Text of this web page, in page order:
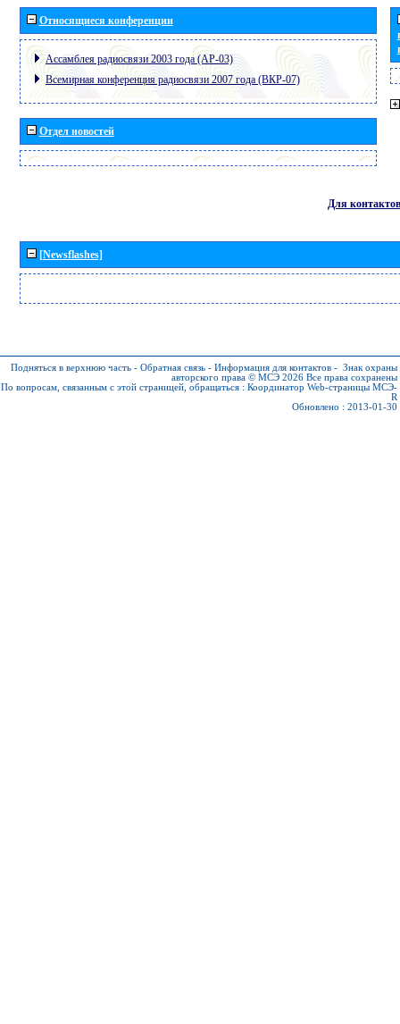
Относящиеся конференции
Ассамблея радиосвязи 2003 года (АР-03)
Всемирная конференция радиосвязи 2007 года (ВКР-07)
Отдел новостей
Для контактов
[Newsflashes]
Подняться в верхнюю часть - Обратная связь - Информация для контактов - Знак охраны
авторского права © МСЭ 2026 Все права сохранены
По вопросам, связанным с этой страницей, обращаться : Координатор Web-страницы МСЭ-
R
Обновлено : 2013-01-30